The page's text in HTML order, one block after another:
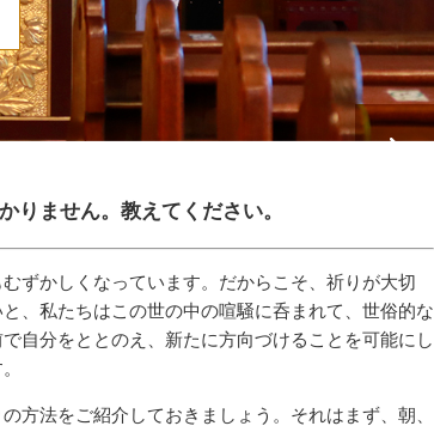
りません。教えてください。
ずかしくなっています。だからこそ、祈りが大切
、私たちはこの世の中の喧騒に呑まれて、世俗的な
自分をととのえ、新たに方向づけることを可能にし
。
方法をご紹介しておきましょう。それはまず、朝、